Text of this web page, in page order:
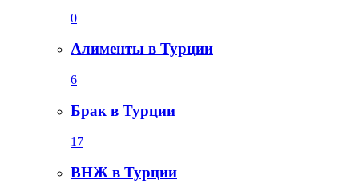
0
Алименты в Турции
6
Брак в Турции
17
ВНЖ в Турции